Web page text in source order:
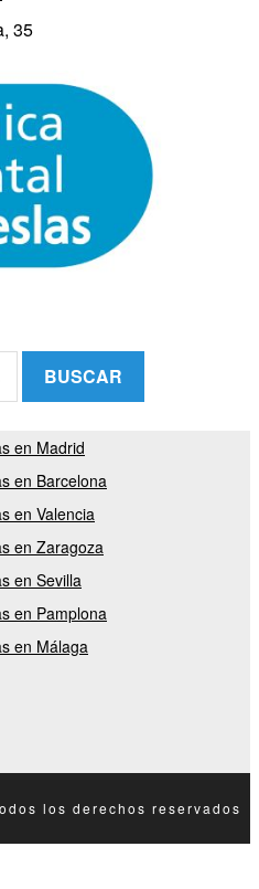
35
BUSCAR
en Madrid
en Barcelona
en Valencia
en Zaragoza
en Sevilla
en Pamplona
en Málaga
los derechos reservados